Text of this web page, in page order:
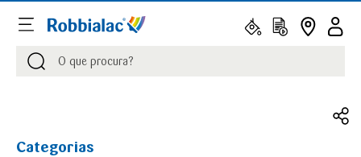
Procurar
Procurar
Categorias